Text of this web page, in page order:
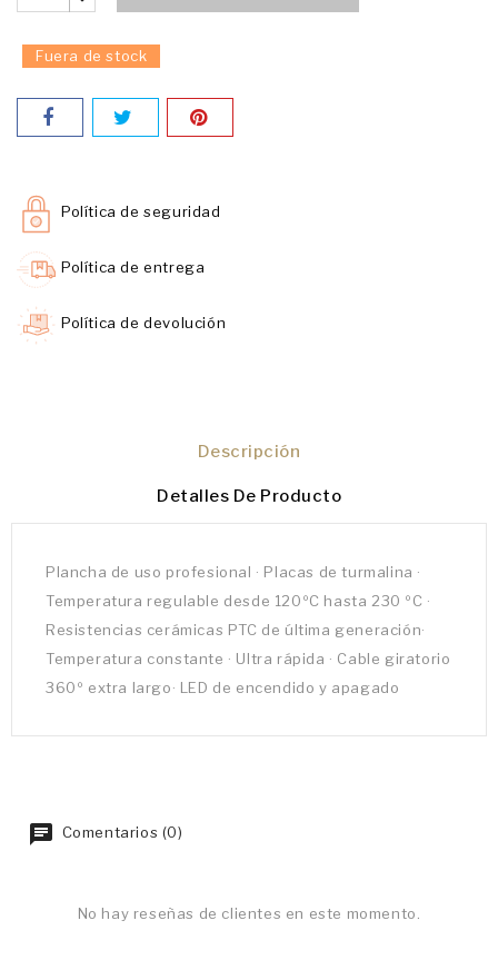
Fuera de stock
Política de seguridad
Política de entrega
Política de devolución
Descripción
Detalles De Producto
Plancha de uso profesional · Placas de turmalina ·
Temperatura regulable desde 120ºC hasta 230 ºC ·
Resistencias cerámicas PTC de última generación·
Temperatura constante · Ultra rápida · Cable giratorio
360º extra largo· LED de encendido y apagado
Comentarios (0)
No hay reseñas de clientes en este momento.